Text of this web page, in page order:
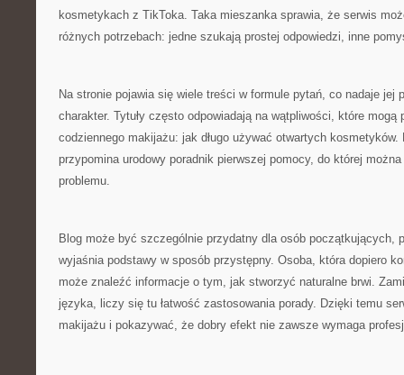
kosmetykach z TikToka. Taka mieszanka sprawia, że serwis
różnych potrzebach: jedne szukają prostej odpowiedzi, inne
Na stronie pojawia się wiele treści w formule pytań, co nadaje jej
charakter. Tytuły często odpowiadają na wątpliwości, które mogą
codziennego makijażu: jak długo używać otwartych
przypomina urodowy poradnik pierwszej pomocy, do której
problemu.
Blog może być szczególnie przydatny dla osób początkujących,
wyjaśnia podstawy w sposób przystępny. Osoba, która dopiero
może znaleźć informacje o tym, jak stworzyć naturalne brwi.
języka, liczy się tu łatwość zastosowania porady. Dzięki temu
makijażu i pokazywać, że dobry efekt nie zawsze wymaga